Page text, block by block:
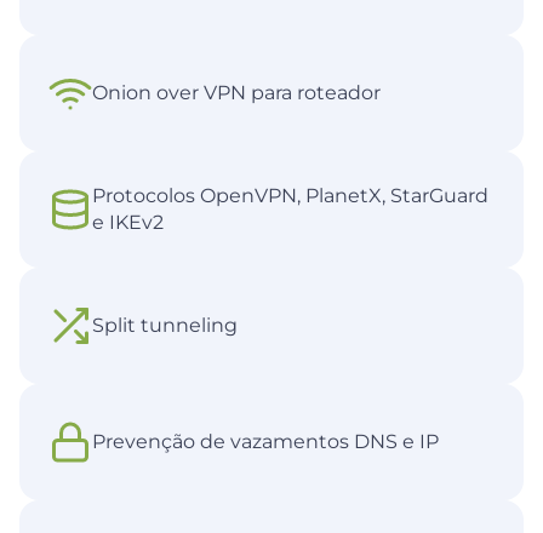
Onion over VPN para roteador
Protocolos OpenVPN, PlanetX, StarGuard
e IKEv2
Split tunneling
Prevenção de vazamentos DNS e IP